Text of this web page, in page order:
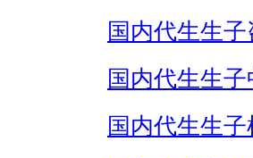
国内代生生子
国内代生生子
国内代生生子